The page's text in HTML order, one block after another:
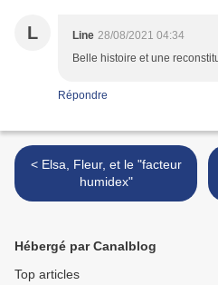
L Line 28/08/2021 04:34
Belle histoire et une
Répondre
< Elsa, Fleur, et le "facteur
humidex"
Hébergé par Canalblog
Top articles